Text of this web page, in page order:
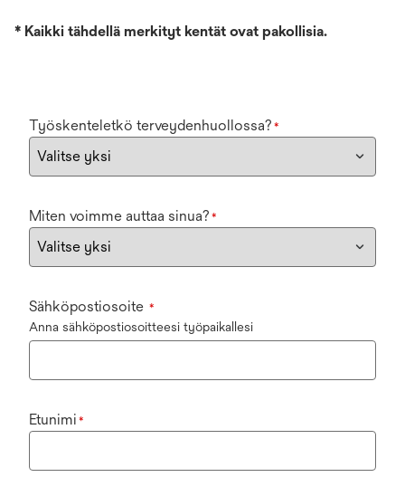
* Kaikki tähdellä merkityt kentät ovat pakollisia.
Työskenteletkö terveydenhuollossa? *
Miten voimme auttaa sinua? *
Sähköpostiosoite *
Anna sähköpostiosoitteesi työpaikallesi
Etunimi *